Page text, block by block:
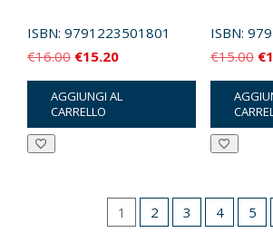
ISBN: 9791223501801
€16.00 Il
prezzo
originale
era:
€15.20Il
prezzo
attuale
è:
AGGIUNGI AL
CARRELLO
ISBN:
€15.00 Il
€
1 2 3 4 5